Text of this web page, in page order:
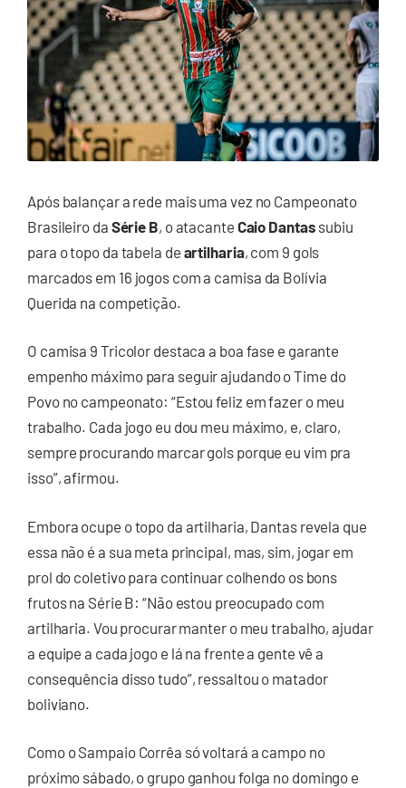
Após balançar a rede mais uma vez no Campeonato
Brasileiro da Série B, o atacante Caio Dantas subiu
para o topo da tabela de artilharia, com 9 gols
marcados em 16 jogos com a camisa da Bolívia
Querida na competição.
O camisa 9 Tricolor destaca a boa fase e garante
empenho máximo para seguir ajudando o Time do
Povo no campeonato: “Estou feliz em fazer o meu
trabalho. Cada jogo eu dou meu máximo, e, claro,
sempre procurando marcar gols porque eu vim pra
isso”, afirmou.
Embora ocupe o topo da artilharia, Dantas revela que
essa não é a sua meta principal, mas, sim, jogar em
prol do coletivo para continuar colhendo os bons
frutos na Série B: “Não estou preocupado com
artilharia. Vou procurar manter o meu trabalho, ajudar
a equipe a cada jogo e lá na frente a gente vê a
consequência disso tudo”, ressaltou o matador
boliviano.
Como o Sampaio Corrêa só voltará a campo no
próximo sábado, o grupo ganhou folga no domingo e